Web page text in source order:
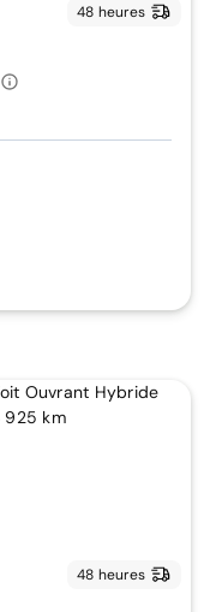
48 heures
48 heures